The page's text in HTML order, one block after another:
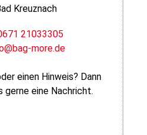
Kreuznach
21033305
more.de
einen Hinweis? Dann
gerne eine Nachricht.